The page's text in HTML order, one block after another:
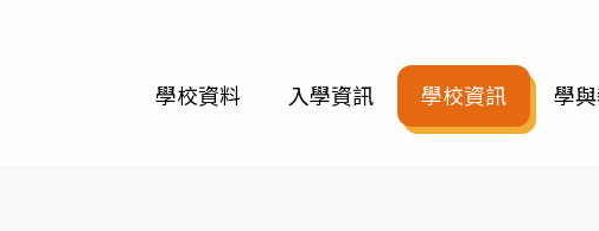
學校資料 入學資訊 學校資訊 學